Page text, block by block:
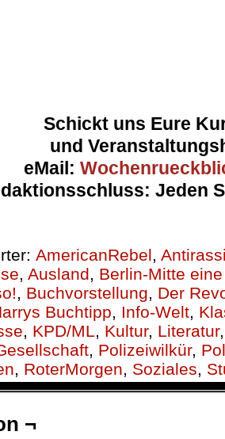
Schickt uns Eure
und
eMail:
Jeden
AmericanRebel,
, Ausland, Berlin-Mitte
, Buchvorstellung, Der
Buchtipp, Info-Welt,
, KPD/ML, Kultur, Literatur
, Polizeiwilkür,
, RoterMorgen, Soziales,
¬